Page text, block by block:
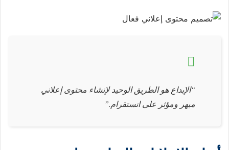
“الإبداع هو الطريق الوحيد لإنشاء محتوى إعلاني
مبهر ومؤثر على انستقرام.”